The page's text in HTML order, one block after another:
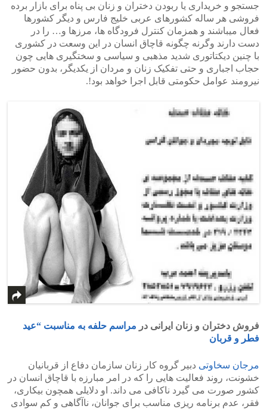
جستجو و خریداری یا ربودن دختران و زنان بی پناه برای بازار برده
فروشی هر ساله کشورهای عربی خلیج فارس و دیگر کشورها
فعال میباشند و همزمان کنترل فرودگاه ها، مرزها و… را در
دست دارند وگرنه چگونه قاچاق انسان در این وسعت در کشوری
با چنین دیکتاتوری شدید مذهبی و سیاسی و سختگیری هایی چون
حجاب اجباری و حتی تفکیک زنان و مردان از یکدیگر، بدون حضور
نیرومند عوامل حکومتی قابل اجرا خواهد بود!.
فروش دختران و زنان ایرانی در مراسم حلفه به مناسبت “عید
فطر و قربان
مرجان سخاوتی دبیر گروه کار زنان سازمان دفاع از قربانیان
خشونت، روند فعالیت هایی را که در امر مبارزه با قاچاق انسان در
کشور صورت می گیرد ناکافی می داند. او دلایلی همچون بیکاری،
فقر، عدم برنامه ریزی مناسب برای جوانان، ناآگاهی و کم سوادی